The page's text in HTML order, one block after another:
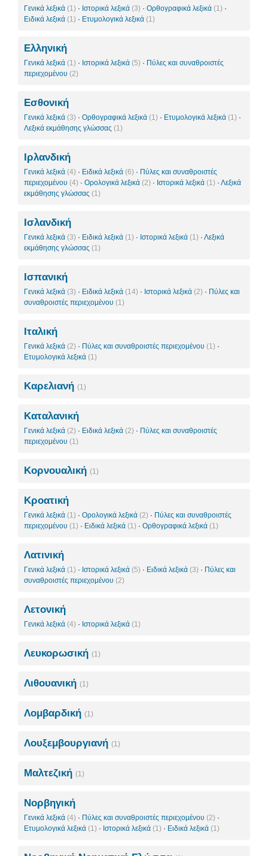
Γενικά λεξικά (1) · Ιστορικά λεξικά (3) · Ορθογραφικά λεξικά (1) ·
Ειδικά λεξικά (1) · Ετυμολογικά λεξικά (1)
Ελληνική
Γενικά λεξικά (1) · Ιστορικά λεξικά (5) · Πύλες και συναθροιστές
περιεχομένου (2)
Εσθονική
Γενικά λεξικά (3) · Ορθογραφικά λεξικά (1) · Ετυμολογικά λεξικά (1) ·
Λεξικά εκμάθησης γλώσσας (1)
Ιρλανδική
Γενικά λεξικά (4) · Ειδικά λεξικά (6) · Πύλες και συναθροιστές
περιεχομένου (4) · Ορολογικά λεξικά (2) · Ιστορικά λεξικά (1) · Λεξικά
εκμάθησης γλώσσας (1)
Ισλανδική
Γενικά λεξικά (3) · Ειδικά λεξικά (1) · Ιστορικά λεξικά (1) · Λεξικά
εκμάθησης γλώσσας (1)
Ισπανική
Γενικά λεξικά (3) · Ειδικά λεξικά (14) · Ιστορικά λεξικά (2) · Πύλες και
συναθροιστές περιεχομένου (1)
Ιταλική
Γενικά λεξικά (2) · Πύλες και συναθροιστές περιεχομένου (1) ·
Ετυμολογικά λεξικά (1)
Καρελιανή (1)
Καταλανική
Γενικά λεξικά (2) · Ειδικά λεξικά (2) · Πύλες και συναθροιστές
περιεχομένου (1)
Κορνουαλική (1)
Κροατική
Γενικά λεξικά (1) · Ορολογικά λεξικά (2) · Πύλες και συναθροιστές
περιεχομένου (1) · Ειδικά λεξικά (1) · Ορθογραφικά λεξικά (1)
Λατινική
Γενικά λεξικά (1) · Ιστορικά λεξικά (5) · Ειδικά λεξικά (3) · Πύλες και
συναθροιστές περιεχομένου (2)
Λετονική
Γενικά λεξικά (4) · Ιστορικά λεξικά (1)
Λευκορωσική (1)
Λιθουανική (1)
Λομβαρδική (1)
Λουξεμβουργιανή (1)
Μαλτεζική (1)
Νορβηγική
Γενικά λεξικά (4) · Πύλες και συναθροιστές περιεχομένου (2) ·
Ετυμολογικά λεξικά (1) · Ιστορικά λεξικά (1) · Ειδικά λεξικά (1)